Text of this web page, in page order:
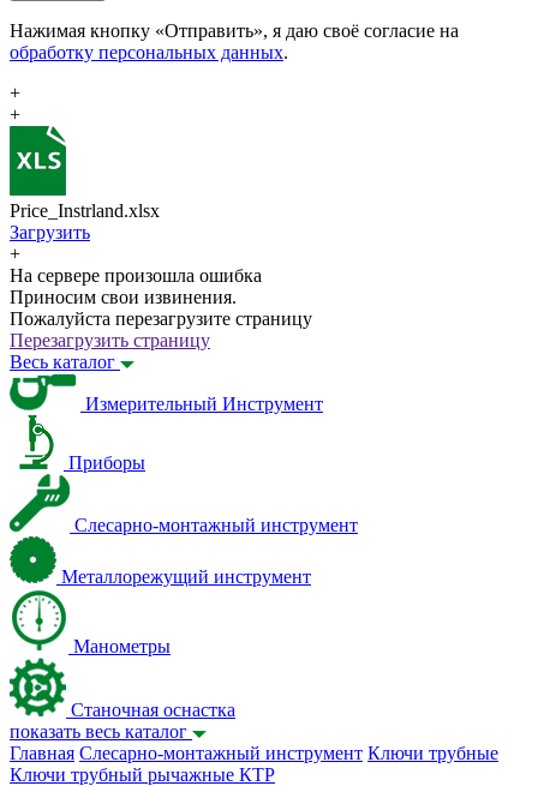
Нажимая кнопку «Отправить», я даю своё согласие на
обработку персональных данных.
+
+
Price_Instrland.xlsx
Загрузить
+
На сервере произошла ошибка
Приносим свои извинения.
Пожалуйста перезагрузите страницу
Перезагрузить страницу
Весь каталог
Измерительный Инструмент
Приборы
Слесарно-монтажный инструмент
Металлорежущий инструмент
Манометры
Станочная оснастка
показать весь каталог
Главная Слесарно-монтажный инструмент Ключи трубные
Ключи трубный рычажные КТР